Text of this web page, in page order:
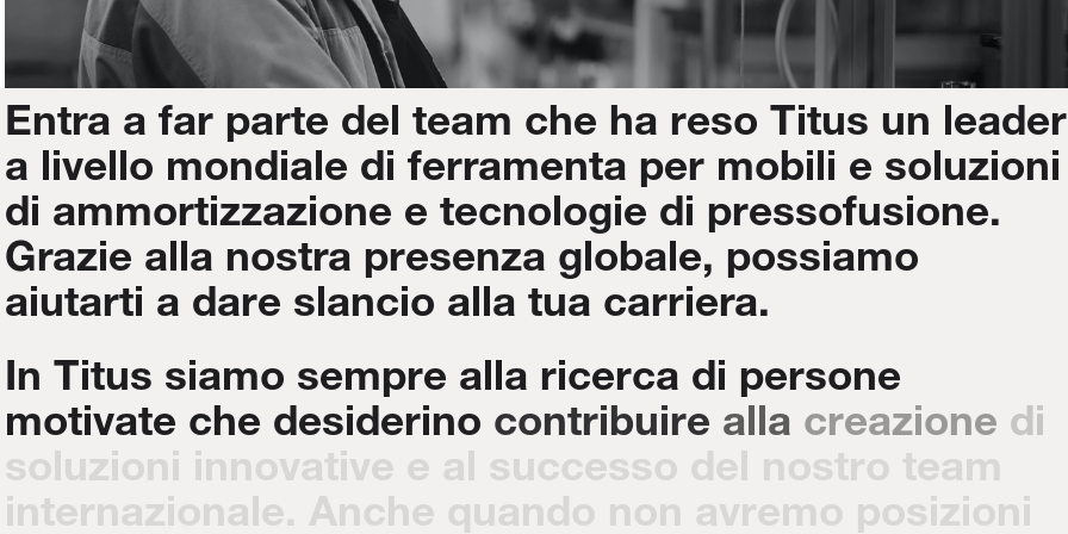
Entra a far parte del team che ha reso Titus un leader
a livello mondiale di ferramenta per mobili e soluzioni
di ammortizzazione e tecnologie di pressofusione.
Grazie alla nostra presenza globale, possiamo
aiutarti a dare slancio alla tua carriera.
In Titus siamo sempre alla ricerca di persone
motivate che desiderino contribuire alla creazione di
soluzioni innovative e al successo del nostro team
internazionale. Anche quando non avremo posizioni